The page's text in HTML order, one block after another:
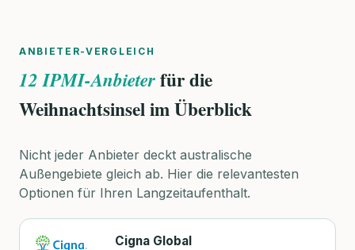
ANBIETER-VERGLEICH
12 IPMI-Anbieterfür die
Weihnachtsinsel im Überblick
Nicht jeder Anbieter deckt australische
Außengebiete gleich ab. Hier die relevantesten
Optionen für Ihren Langzeitaufenthalt.
Cigna Global